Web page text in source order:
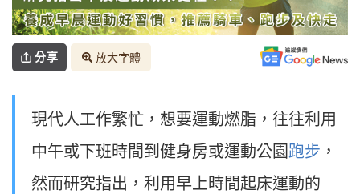
分享 放大字體
現代人工作繁忙，想要運動燃脂，往往利用
中午或下班時間到健身房或運動公園 跑步 ，
然而研究指出，利用早上時間起床運動的